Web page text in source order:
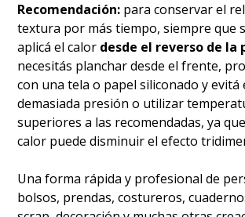
Recomendación: para conservar el
textura por más tiempo, siempre que
aplicá el calor desde el reverso de la
necesitás planchar desde el frente,
con una tela o papel siliconado y evitá
demasiada presión o utilizar
superiores a las recomendadas, ya
calor puede disminuir el efecto
Una forma rápida y profesional de
bolsos, prendas, costureros,